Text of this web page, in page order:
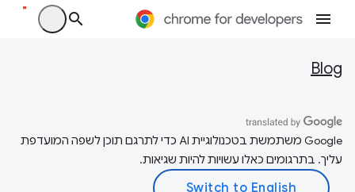
Blog
‫Google משתמשת בטכנולוגיית AI כדי לתרגם תוכן לשפה המועדפת
עליך. בתרגומים כאלו עשויות להיות שגיאות.